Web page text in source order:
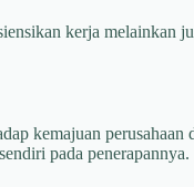
kerja melainkan
kemajuan perusahaan
pada penerapannya.